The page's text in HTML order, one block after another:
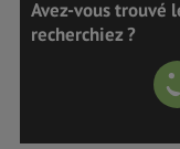
Avez-vous trouvé
recherchiez ?